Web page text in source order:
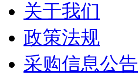
关于我们
政策法规
采购信息公告